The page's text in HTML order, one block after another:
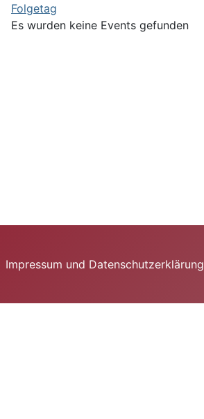
Folgetag
Es wurden keine Events gefunden
Impressum und Datenschutzerklärung